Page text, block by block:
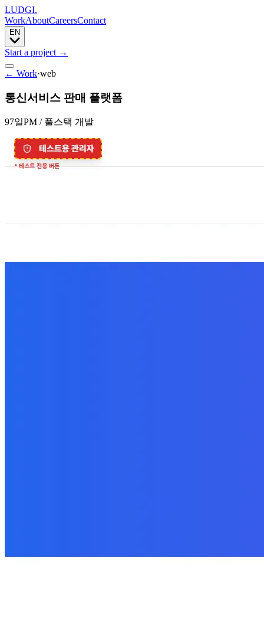
LUDGI.
WorkAboutCareersContact
EN
Start a project →
← Work·web
통신서비스 판매 플랫폼
97일PM / 풀스택 개발